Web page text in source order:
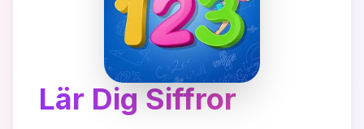
Lär Dig Siffror